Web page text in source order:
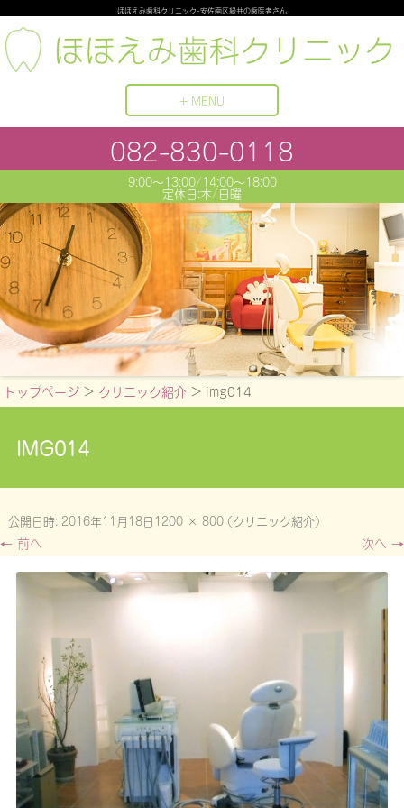
ほほえみ歯科クリニック-安佐南区緑井の歯医者さん
+ MENU
082-830-0118
9:00〜13:00/14:00〜18:00
定休日:木/日曜
トップページ > クリニック紹介 > img014
IMG014
公開日時: 2016年11月18日 1200 × 800(クリニック紹介)
← 前へ 次へ →